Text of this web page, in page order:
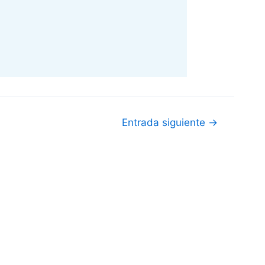
Entrada siguiente →